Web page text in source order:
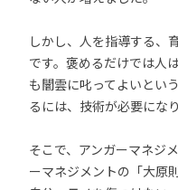
しかし、人を指導する、
です。褒めるだけでは人
も闇雲に叱ってよいとい
るには、技術が必要になり
そこで、アンガーマネジ
ーマネジメントの「大原